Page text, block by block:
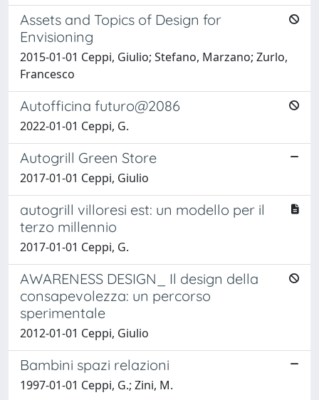
Assets and Topics of Design for
Envisioning
2015-01-01 Ceppi, Giulio; Stefano, Marzano; Zurlo,
Francesco
Autofficina futuro@2086
2022-01-01 Ceppi, G.
Autogrill Green Store
2017-01-01 Ceppi, Giulio
autogrill villoresi est: un modello per il
terzo millennio
2017-01-01 Ceppi, G.
AWARENESS DESIGN_ Il design della
consapevolezza: un percorso
sperimentale
2012-01-01 Ceppi, Giulio
Bambini spazi relazioni
1997-01-01 Ceppi, G.; Zini, M.